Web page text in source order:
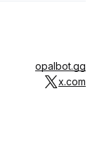
opalbot.gg
x.com